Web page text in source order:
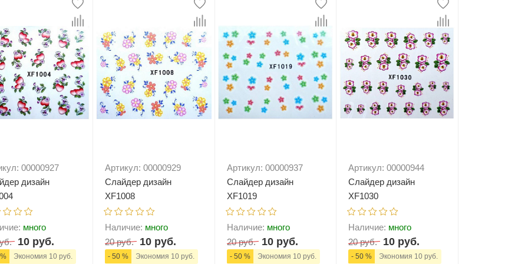
пакеты
стерилизаторы
инструмента
Пилки Бафы Оптом
Бафы полировщики
Пилки Бумеранги
Пилки Лодочки
Пилки Прямые
Пилки Ромбы
Пилки Педикюрные
Сменные файлы
Педикюр
Праймеры-Дегидраторы
Типсы и формы
Я Скрытые товары
Гель лаки Y.me Nails
00000927
дизайн
много
10 руб.
Экономия 10 руб.
Артикул: 00000929
Слайдер дизайн
XF1008
Наличие: много
20 руб.
10 руб.
- 50 % Экономия 10 руб.
Артикул: 00000937
Слайдер дизайн
XF1019
Наличие: много
20 руб.
10 руб.
- 50 % Экономия 10 руб.
Артикул: 00000944
Слайдер дизайн
XF1030
Наличие: много
20 руб.
10 руб.
- 50 % Экономия 10 руб.